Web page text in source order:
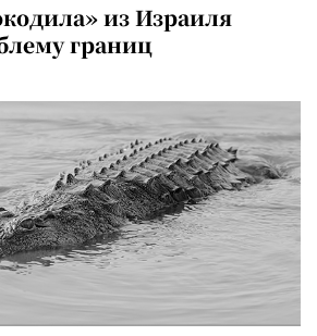
из Израиля
границ